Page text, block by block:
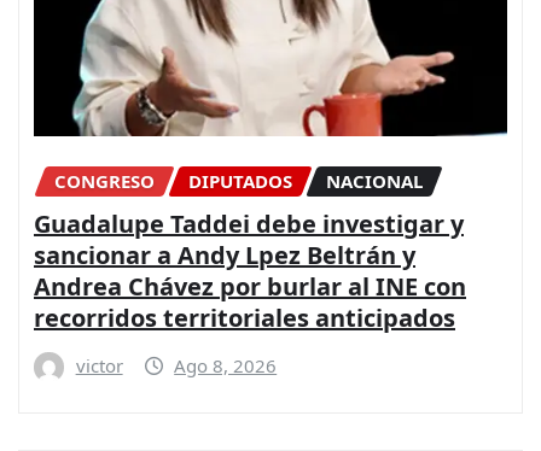
CONGRESO DIPUTADOS NACIONAL
Guadalupe Taddei debe investigar y
sancionar a Andy Lpez Beltrán y
Andrea Chávez por burlar al INE con
recorridos territoriales anticipados
victor Ago 8, 2026